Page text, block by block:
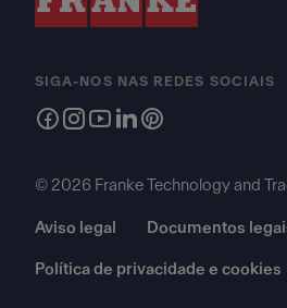
SIGA-NOS NAS REDES SOCIAIS
© 2026 Franke Technology and
Aviso legal Documentos
Política de privacidade e cookies